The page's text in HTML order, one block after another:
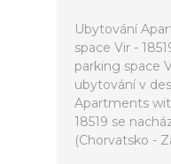
Ubytování
space Vir -
parking space
ubytování v
Apartments
18519 se
(Chorvatsko -